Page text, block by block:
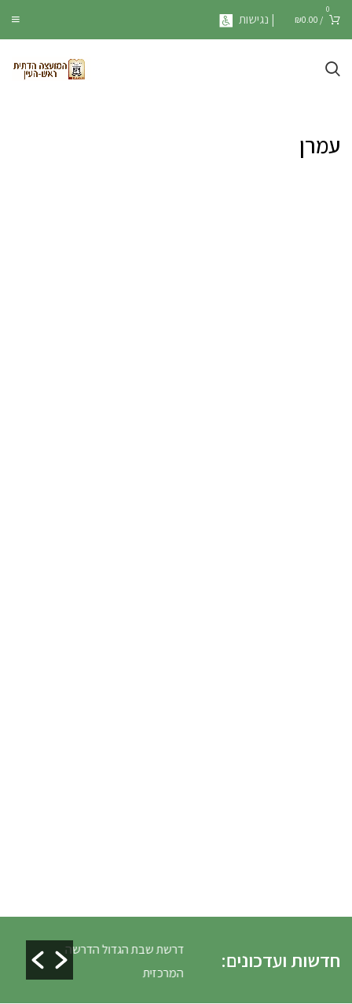
0
/
₪0.00 | נגישות
עמרן
חדשות ועדכונים:
דרשת שבת הגדול הדרשה
המרכזית